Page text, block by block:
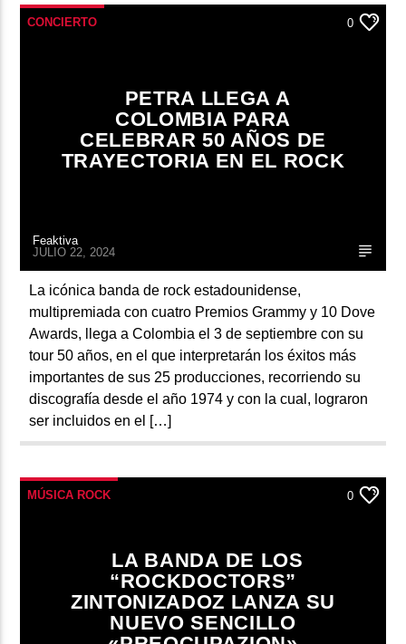
CONCIERTO 0
PETRA LLEGA A
COLOMBIA PARA
CELEBRAR 50 AÑOS DE
TRAYECTORIA EN EL ROCK
Feaktiva
JULIO 22, 2024
La icónica banda de rock estadounidense,
multipremiada con cuatro Premios Grammy y 10 Dove
Awards, llega a Colombia el 3 de septiembre con su
tour 50 años, en el que interpretarán los éxitos más
importantes de sus 25 producciones, recorriendo su
discografía desde el año 1974 y con la cual, lograron
ser incluidos en el […]
MÚSICA ROCK 0
LA BANDA DE LOS
“ROCKDOCTORS”
ZINTONIZADOZ LANZA SU
NUEVO SENCILLO